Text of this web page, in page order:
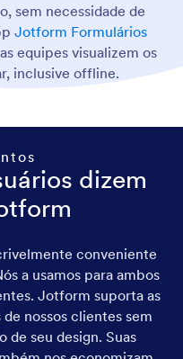
sem necessidade de
Jotform Formulários
equipes visualizem os
inclusive offline.
dizem
conveniente
a usamos para ambos
Jotform suporta as
nossos clientes sem
de seu design. Suas